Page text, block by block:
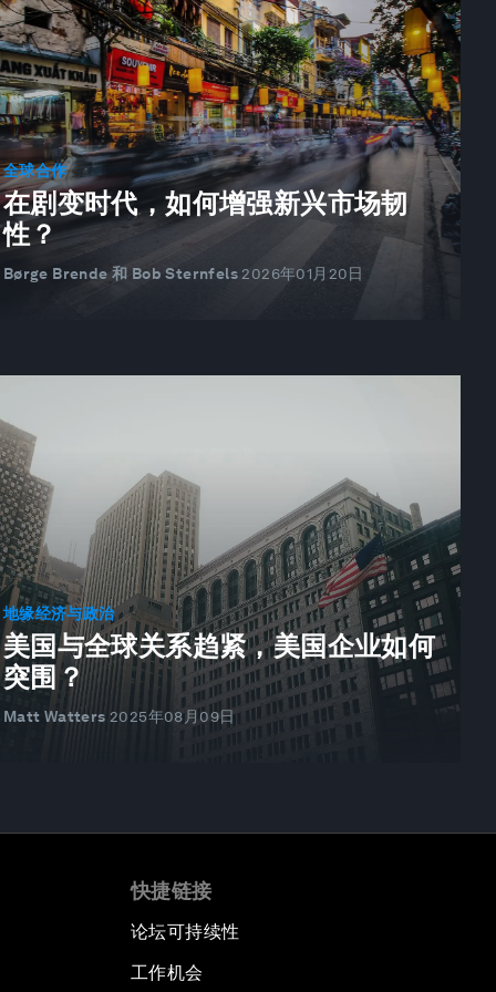
全球合作
在剧变时代，如何增强新兴市场韧
性？
Børge Brende 和 Bob Sternfels 2026年01月20日
地缘经济与政治
美国与全球关系趋紧，美国企业如何
突围？
Matt Watters 2025年08月09日
快捷链接
论坛可持续性
工作机会